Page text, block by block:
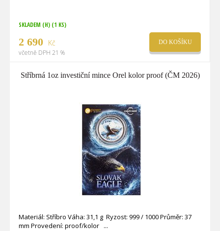
SKLADEM (H) (1 KS)
2 690 Kč
včetně DPH 21 %
DO KOŠÍKU
Stříbrná 1oz investiční mince Orel kolor proof (ČM 2026)
Materiál: Stříbro Váha: 31,1 g Ryzost: 999 / 1000 Průměr: 37
mm Provedení: proof/kolor